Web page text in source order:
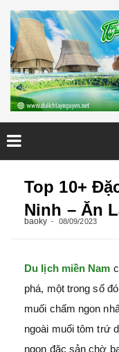
Top 10+
Ninh – Ăn
baoky 08/09/2023
Du lịch miền Nam
phá, một trong số
muối chấm ngon
ngoài muối tôm trứ
ngon đặc sản chờ